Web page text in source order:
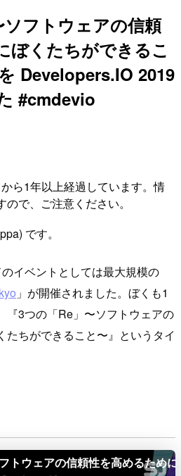
ソフトウェアの信頼
ぼくたちができるこ
Developers.IO 2019
#cmdevio
ら1年以上経過しています。情
で、ご注意ください。
です。
イベントとしては最大規模の
」が開催されました。ぼくも1
『3つの「Re」〜ソフトウェアの
たちができること〜』というタイ